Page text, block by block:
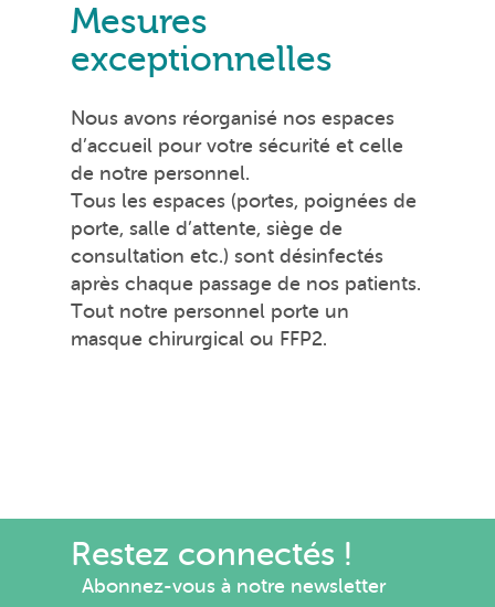
Mesures
exceptionnelles
Nous avons réorganisé nos espaces
d’accueil pour votre sécurité et celle
de notre personnel.
Tous les espaces (portes, poignées de
porte, salle d’attente, siège de
consultation etc.) sont désinfectés
après chaque passage de nos patients.
Tout notre personnel porte un
masque chirurgical ou FFP2.
Restez connectés !
Abonnez-vous à notre newsletter